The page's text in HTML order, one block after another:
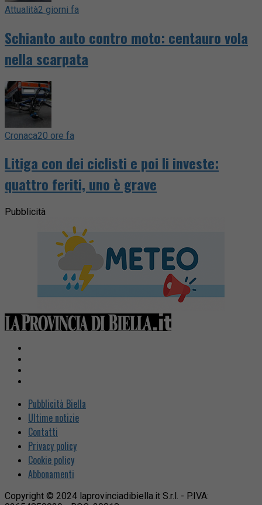
Attualità2 giorni fa
Schianto auto contro moto: centauro vola
nella scarpata
Cronaca20 ore fa
Litiga con dei ciclisti e poi li investe:
quattro feriti, uno è grave
Pubblicità
Pubblicità Biella
Ultime notizie
Contatti
Privacy policy
Cookie policy
Abbonamenti
Copyright © 2024 laprovinciadibiella.it S.r.l. - P.IVA: